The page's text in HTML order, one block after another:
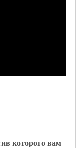
которого вам